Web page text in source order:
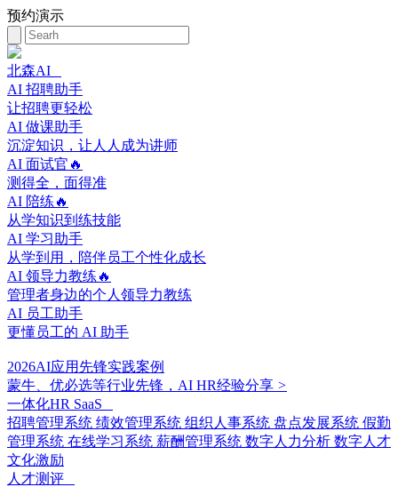
预约演示
北森AI
AI 招聘助手
让招聘更轻松
AI 做课助手
沉淀知识，让人人成为讲师
AI 面试官🔥
测得全，面得准
AI 陪练🔥
从学知识到练技能
AI 学习助手
从学到用，陪伴员工个性化成长
AI 领导力教练🔥
管理者身边的个人领导力教练
AI 员工助手
更懂员工的 AI 助手
2026AI应用先锋实践案例
蒙牛、优必选等行业先锋，AI HR经验分享 >
一体化HR SaaS
招聘管理系统 绩效管理系统 组织人事系统 盘点发展系统 假勤
管理系统 在线学习系统 薪酬管理系统 数字人力分析 数字人才
文化激励
人才测评